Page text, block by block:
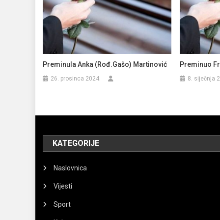
Preminula Anka (rođ.Gašo) Martinović
26. prosinca 2024.
Preminuo
8. siječnja
KATEGORIJE
Naslovnica
Vijesti
Sport